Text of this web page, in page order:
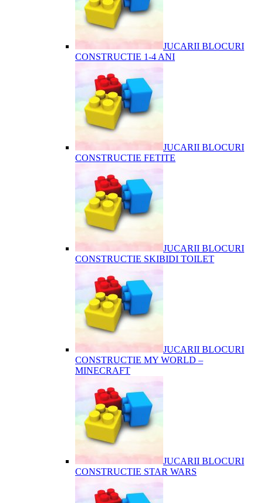
JUCARII BLOCURI
CONSTRUCTIE 1-4 ANI
JUCARII BLOCURI
CONSTRUCTIE FETITE
JUCARII BLOCURI
CONSTRUCTIE SKIBIDI TOILET
JUCARII BLOCURI
CONSTRUCTIE MY WORLD –
MINECRAFT
JUCARII BLOCURI
CONSTRUCTIE STAR WARS